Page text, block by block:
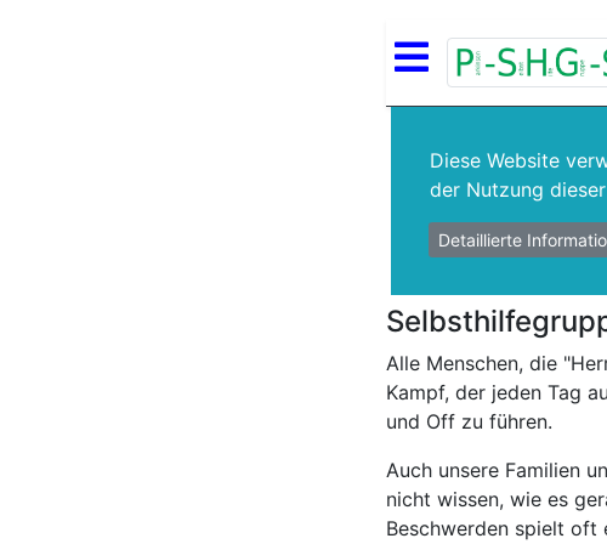
Diese Website
der Nutzung
Detaillierte
Alle Menschen, die
Kampf, der jeden Tag
und Off zu führen.
Auch unsere Familien
nicht wissen, wie es
Beschwerden spielt oft